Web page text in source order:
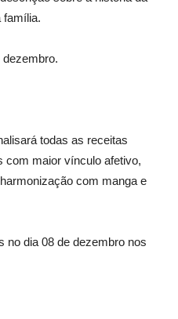
família.
todas as receitas
com maior vínculo afetivo,
com manga e
no dia 08 de dezembro nos